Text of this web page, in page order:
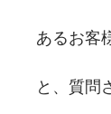
あるお客
と、質問